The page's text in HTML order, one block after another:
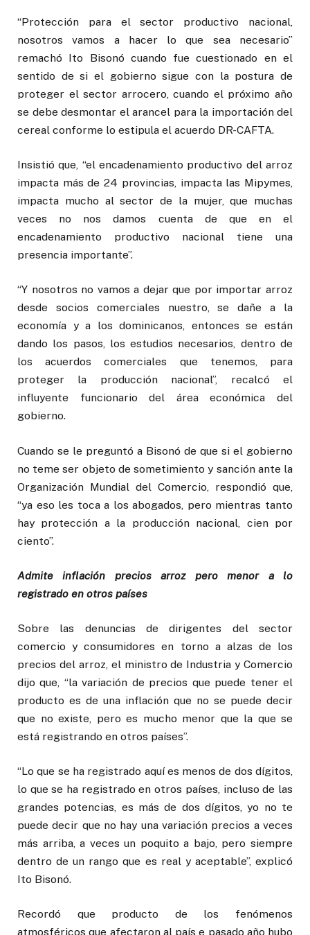
“Protección para el sector productivo nacional,
nosotros vamos a hacer lo que sea necesario”
remachó Ito Bisonó cuando fue cuestionado en el
sentido de si el gobierno sigue con la postura de
proteger el sector arrocero, cuando el próximo año
se debe desmontar el arancel para la importación del
cereal conforme lo estipula el acuerdo DR-CAFTA.
Insistió que, “el encadenamiento productivo del arroz
impacta más de 24 provincias, impacta las Mipymes,
impacta mucho al sector de la mujer, que muchas
veces no nos damos cuenta de que en el
encadenamiento productivo nacional tiene una
presencia importante”.
“Y nosotros no vamos a dejar que por importar arroz
desde socios comerciales nuestro, se dañe a la
economía y a los dominicanos, entonces se están
dando los pasos, los estudios necesarios, dentro de
los acuerdos comerciales que tenemos, para
proteger la producción nacional”, recalcó el
influyente funcionario del área económica del
gobierno.
Cuando se le preguntó a Bisonó de que si el gobierno
no teme ser objeto de sometimiento y sanción ante la
Organización Mundial del Comercio, respondió que,
“ya eso les toca a los abogados, pero mientras tanto
hay protección a la producción nacional, cien por
ciento”.
Admite inflación precios arroz pero menor a lo
registrado en otros países
Sobre las denuncias de dirigentes del sector
comercio y consumidores en torno a alzas de los
precios del arroz, el ministro de Industria y Comercio
dijo que, “la variación de precios que puede tener el
producto es de una inflación que no se puede decir
que no existe, pero es mucho menor que la que se
está registrando en otros países”.
“Lo que se ha registrado aquí es menos de dos dígitos,
lo que se ha registrado en otros países, incluso de las
grandes potencias, es más de dos dígitos, yo no te
puede decir que no hay una variación precios a veces
más arriba, a veces un poquito a bajo, pero siempre
dentro de un rango que es real y aceptable”, explicó
Ito Bisonó.
Recordó que producto de los fenómenos
atmosféricos que afectaron al país e pasado año hubo